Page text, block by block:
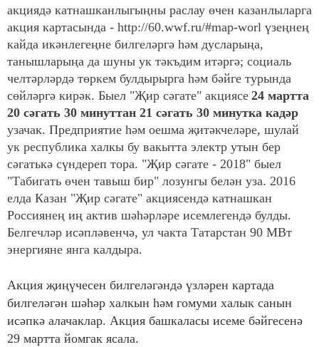
акциядә катнашканлыгыңны раслау өчен казанлыларга
акция картасында - http://60.wwf.ru/#map-worl үзеңнең
кайда икәнлегеңне билгеләргә һәм дусларыңа,
танышларыңа да шуны ук тәкъдим итәргә; социаль
челтәрләрдә төркем булдырырга һәм бәйге турында
сөйләргә кирәк. Быел "Җир сәгате" акциясе 24 мартта
20 сәгать 30 минуттан 21 сәгать 30 минутка кадәр
узачак. Предприятие һәм оешма җитәкчеләре, шулай
ук республика халкы бу вакытта электр утын бер
сәгатькә сүндереп тора. "Җир сәгате - 2018" быел
"Табигать өчен тавыш бир" лозунгы белән уза. 2016
елда Казан "Җир сәгате" акциясендә катнашкан
Россиянең иң актив шәһәрләре исемлегендә булды.
Белгечләр исәпләвенчә, ул чакта Татарстан 90 МВт
энергияне янга калдыра.
Акция җиңүчесен билгеләгәндә үзләрен картада
билгеләгән шәһәр халкын һәм гомуми халык санын
исәпкә алачаклар. Акция башкаласы исеме бәйгесенә
29 мартта йомгак ясала.